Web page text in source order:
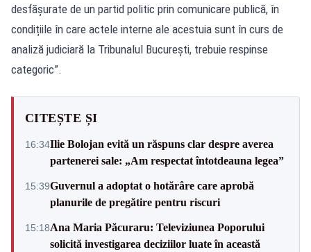
desfășurate de un partid politic prin comunicare publică, în
condițiile în care actele interne ale acestuia sunt în curs de
analiză judiciară la Tribunalul București, trebuie respinse
categoric”.
CITEȘTE ȘI
16:34Ilie Bolojan evită un răspuns clar despre averea
partenerei sale: „Am respectat întotdeauna legea”
15:39Guvernul a adoptat o hotărâre care aprobă
planurile de pregătire pentru riscuri
15:18Ana Maria Păcuraru: Televiziunea Poporului
solicită investigarea deciziilor luate în această